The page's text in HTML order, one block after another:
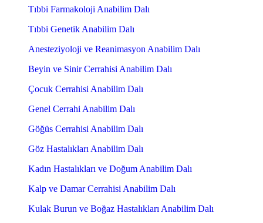
Tıbbi Farmakoloji Anabilim Dalı
Tıbbi Genetik Anabilim Dalı
Anesteziyoloji ve Reanimasyon Anabilim Dalı
Beyin ve Sinir Cerrahisi Anabilim Dalı
Çocuk Cerrahisi Anabilim Dalı
Genel Cerrahi Anabilim Dalı
Göğüs Cerrahisi Anabilim Dalı
Göz Hastalıkları Anabilim Dalı
Kadın Hastalıkları ve Doğum Anabilim Dalı
Kalp ve Damar Cerrahisi Anabilim Dalı
Kulak Burun ve Boğaz Hastalıkları Anabilim Dalı